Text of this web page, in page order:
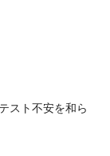
スト不安を和ら